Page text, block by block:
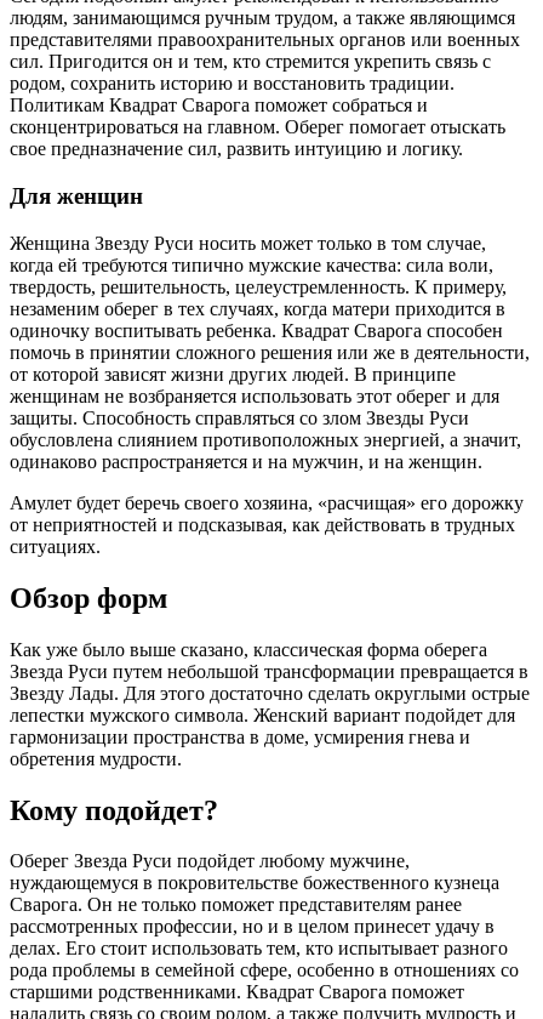
людям, занимающимся ручным трудом, а также являющимся
представителями правоохранительных органов или военных
сил. Пригодится он и тем, кто стремится укрепить связь с
родом, сохранить историю и восстановить традиции.
Политикам Квадрат Сварога поможет собраться и
сконцентрироваться на главном. Оберег помогает отыскать
свое предназначение сил, развить интуицию и логику.
Для женщин
Женщина Звезду Руси носить может только в том случае,
когда ей требуются типично мужские качества: сила воли,
твердость, решительность, целеустремленность. К примеру,
незаменим оберег в тех случаях, когда матери приходится в
одиночку воспитывать ребенка. Квадрат Сварога способен
помочь в принятии сложного решения или же в деятельности,
от которой зависят жизни других людей. В принципе
женщинам не возбраняется использовать этот оберег и для
защиты. Способность справляться со злом Звезды Руси
обусловлена слиянием противоположных энергией, а значит,
одинаково распространяется и на мужчин, и на женщин.
Амулет будет беречь своего хозяина, «расчищая» его дорожку
от неприятностей и подсказывая, как действовать в трудных
ситуациях.
Обзор форм
Как уже было выше сказано, классическая форма оберега
Звезда Руси путем небольшой трансформации превращается в
Звезду Лады. Для этого достаточно сделать округлыми острые
лепестки мужского символа. Женский вариант подойдет для
гармонизации пространства в доме, усмирения гнева и
обретения мудрости.
Кому подойдет?
Оберег Звезда Руси подойдет любому мужчине,
нуждающемуся в покровительстве божественного кузнеца
Сварога. Он не только поможет представителям ранее
рассмотренных профессии, но и в целом принесет удачу в
делах. Его стоит использовать тем, кто испытывает разного
рода проблемы в семейной сфере, особенно в отношениях со
старшими родственниками. Квадрат Сварога поможет
наладить связь со своим родом, а также получить мудрость и